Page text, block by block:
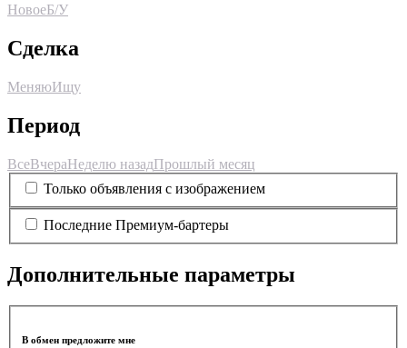
НовоеБ/У
Сделка
МеняюИщу
Период
ВсеВчераНеделю назадПрошлый месяц
Только объявления с изображением
Последние Премиум-бартеры
Дополнительные параметры
В обмен предложите мне